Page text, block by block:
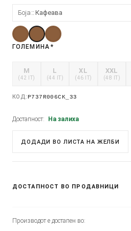
Боја: Кафеава
ГОЛЕМИНА *
M
(42 IT)
L
(44 IT)
XL
(46 IT)
XXL
(48 IT)
КОД: P737R006CK_33
Достапност: На залиха
ДОДАДИ ВО ЛИСТА НА ЖЕЛБИ
ДОСТАПНОСТ ВО ПРОДАВНИЦИ
Производот е достапен во: